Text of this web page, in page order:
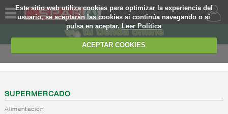
Este sitio web utiliza cookies para optimizar la experiencia del
usuario, se aceptarán las cookies si continúa navegando o si
pulsa en aceptar.Leer Política
ACEPTAR COOKIES
SOMOS
WEB
SUPERMERCADO
Alimentacion